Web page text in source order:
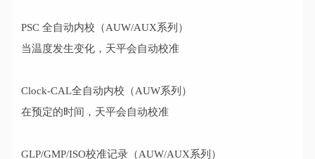
PSC 全自动内校（AUW/AUX系列）
当温度发生变化，天平会自动校准
Clock-CAL全自动内校（AUW系列）
在预定的时间，天平会自动校准
GLP/GMP/ISO校准记录（AUW/AUX系列）